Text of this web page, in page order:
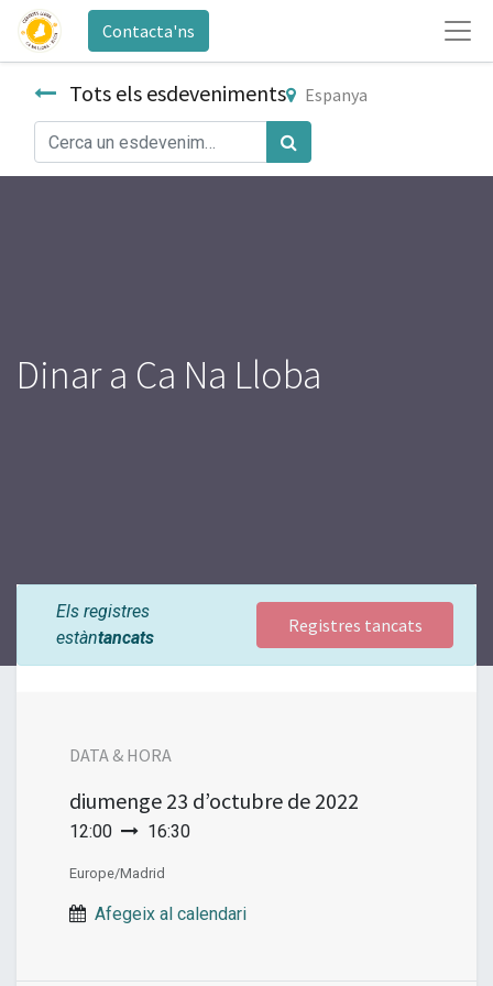
Contacta'ns
Tots els esdeveniments Espanya
Dinar a Ca Na Lloba
Els registres
estàntancats
Registres tancats
DATA & HORA
diumenge 23 d’octubre de 2022
12:00 16:30
Europe/Madrid
Afegeix al calendari